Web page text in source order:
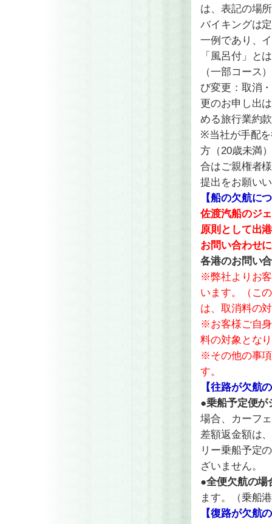
は、表記の場
バイキングは
一例であり、
「風呂付」と
（一部コース
び変更：取消
更のお申し出
める旅行業約
※当社が手配
方（20歳未満
合はご親権者
提出をお願い
【船の欠航に
佐渡汽船のジ
原則として出
お問い合わせ
各港のお問い
※弊社よりお
います。（こ
は、取消料の
※お客様ご自
料の対象とな
※その他の事
す。
【往路が欠航
●乗船予定便が
場合、カーフ
差額返金額は
リー乗船予定
ざいません。
●全便欠航の場
ます。（乗船
【復路が欠航